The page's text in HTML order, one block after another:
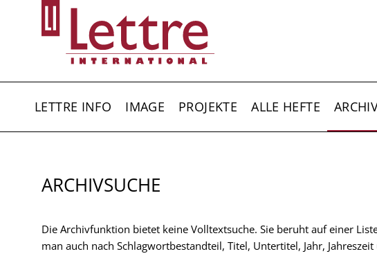
LETTRE INFO IMAGE PROJEKTE ALLE HEFTE
ARCHIVSUCHE
Die Archivfunktion bietet keine Volltextsuche. Sie beruht auf einer
man auch nach Schlagwortbestandteil, Titel, Untertitel, Jahr,